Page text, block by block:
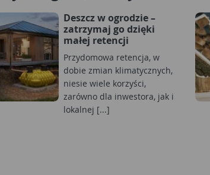
Deszcz w ogrodzie –
zatrzymaj go dzięki
małej retencji
Przydomowa retencja, w
dobie zmian klimatycznych,
niesie wiele korzyści,
zarówno dla inwestora, jak i
lokalnej [...]